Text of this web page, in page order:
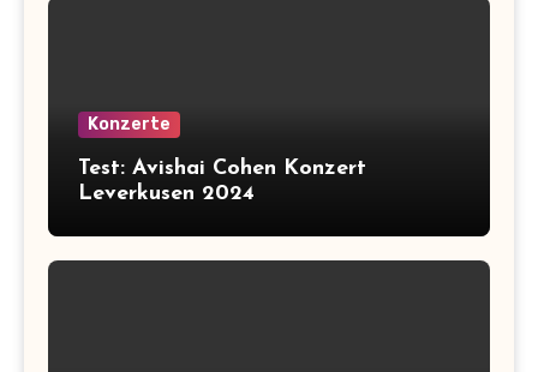
Konzerte
Test: Avishai Cohen Konzert
Leverkusen 2024